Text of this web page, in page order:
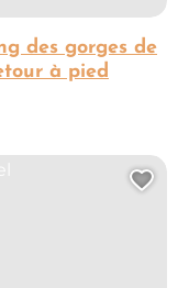
des gorges de
à pied